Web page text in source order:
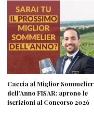
Caccia al Miglior Sommelier
dell’Anno FISAR: aprono le
iscrizioni al Concorso 2026